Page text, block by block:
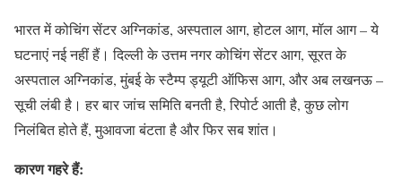
भारत में कोचिंग सेंटर अग्निकांड, अस्पताल आग, होटल आग, मॉल आग – ये
घटनाएं नई नहीं हैं। दिल्ली के उत्तम नगर कोचिंग सेंटर आग, सूरत के
अस्पताल अग्निकांड, मुंबई के स्टैम्प ड्यूटी ऑफिस आग, और अब लखनऊ –
सूची लंबी है। हर बार जांच समिति बनती है, रिपोर्ट आती है, कुछ लोग
निलंबित होते हैं, मुआवजा बंटता है और फिर सब शांत।
कारण गहरे हैं: